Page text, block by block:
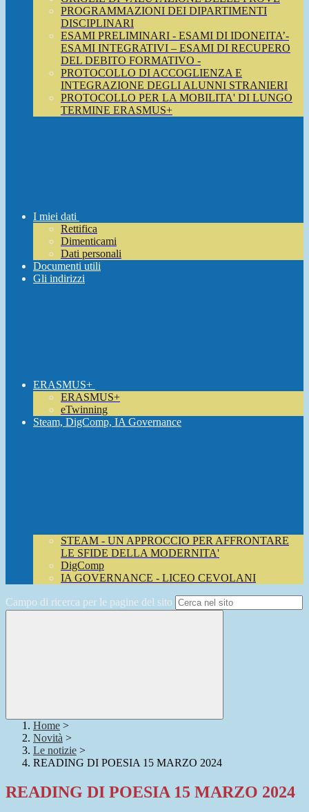
PROGRAMMAZIONI DEI DIPARTIMENTI
DISCIPLINARI
ESAMI PRELIMINARI - ESAMI DI IDONEITA’-
ESAMI INTEGRATIVI – ESAMI DI RECUPERO
DEL DEBITO FORMATIVO -
PROTOCOLLO DI ACCOGLIENZA E
INTEGRAZIONE DEGLI ALUNNI STRANIERI
PROTOCOLLO PER LA MOBILITA' DI LUNGO
TERMINE ERASMUS+
I miei dati
Rettifica
Dimenticami
Dati personali
Documenti utili
Gli indirizzi
ERASMUS+
ERASMUS+
eTwinning
Steam, DigComp, IA Governance
STEAM - UN APPROCCIO PER AFFRONTARE
LE SFIDE DELLA MODERNITA'
DigComp
IA GOVERNANCE - LICEO CEVOLANI
Campo di ricerca per le pagine del sito
Home >
Novità >
Le notizie >
READING DI POESIA 15 MARZO 2024
READING DI POESIA 15 MARZO 2024